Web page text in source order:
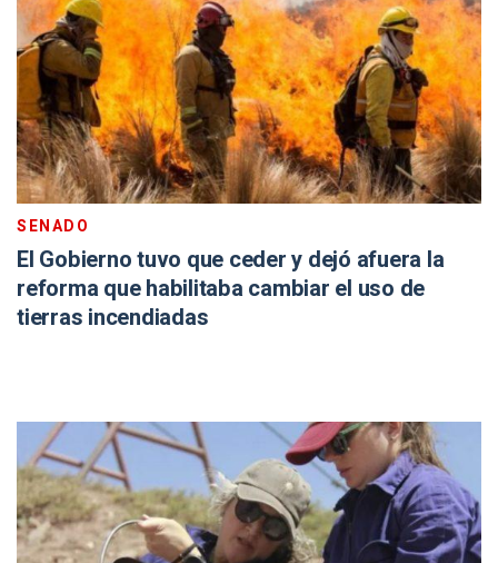
SENADO
El Gobierno tuvo que ceder y dejó afuera la
reforma que habilitaba cambiar el uso de
tierras incendiadas